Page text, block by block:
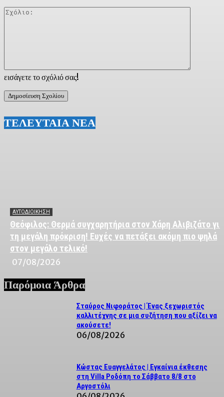
εισάγετε το σχόλιό σας!
ΤΕΛΕΥΤΑΙΑ ΝΕΑ
ΑΥΤΟΔΙΟΙΚΗΣΗ
Θεόφιλος: Θερμά συγχαρητήρια στον Χάρη Αλιβιζάτο για
τη μεγάλη πρόκριση! Ευχές να πετάξει ακόμη πιο ψηλά
στον μεγάλο τελικό!
07/08/2026
Παρόμοια Άρθρα
Σταύρος Νιφοράτος | Ένας ξεχωριστός
καλλιτέχνης σε μια συζήτηση που αξίζει να
ακούσετε!
06/08/2026
Κώστας Ευαγγελάτος | Εγκαίνια έκθεσης
στη Villa Ροδόπη το Σάββατο 8/8 στο
Αργοστόλι